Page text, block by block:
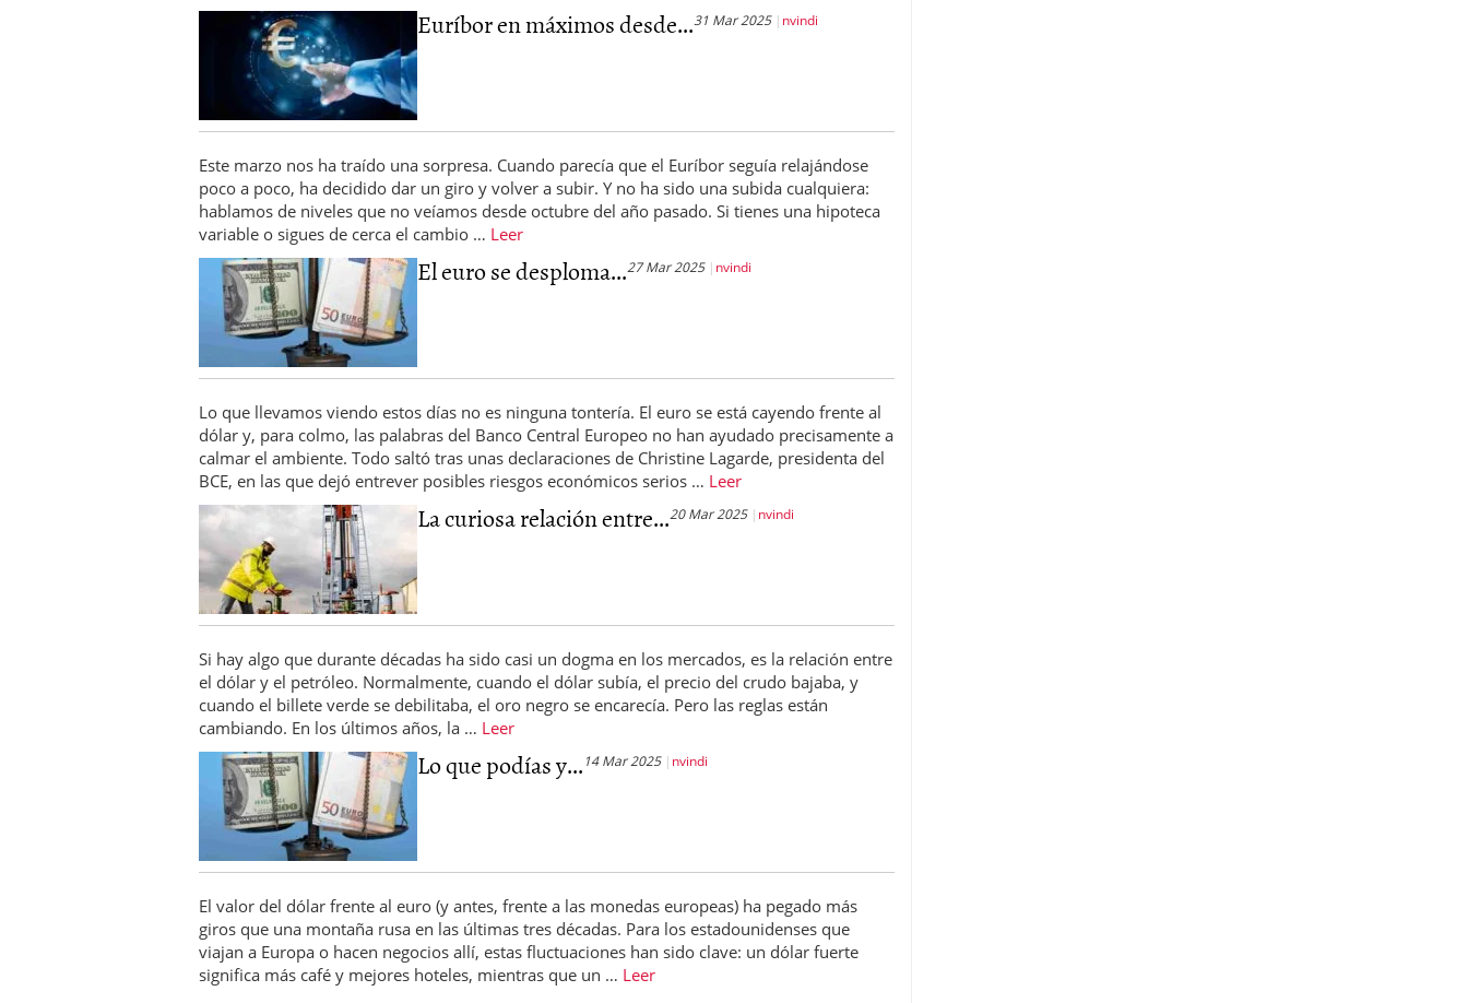
Euríbor en máximos desde...31 Mar 2025 nvindi
Este marzo nos ha traído una sorpresa. Cuando parecía que el Euríbor seguía relajándose
poco a poco, ha decidido dar un giro y volver a subir. Y no ha sido una subida cualquiera:
hablamos de niveles que no veíamos desde octubre del año pasado. Si tienes una hipoteca
variable o sigues de cerca el cambio … Leer
El euro se desploma...27 Mar 2025 nvindi
Lo que llevamos viendo estos días no es ninguna tontería. El euro se está cayendo frente al
dólar y, para colmo, las palabras del Banco Central Europeo no han ayudado precisamente a
calmar el ambiente. Todo saltó tras unas declaraciones de Christine Lagarde, presidenta del
BCE, en las que dejó entrever posibles riesgos económicos serios … Leer
La curiosa relación entre...20 Mar 2025 nvindi
Si hay algo que durante décadas ha sido casi un dogma en los mercados, es la relación entre
el dólar y el petróleo. Normalmente, cuando el dólar subía, el precio del crudo bajaba, y
cuando el billete verde se debilitaba, el oro negro se encarecía. Pero las reglas están
cambiando. En los últimos años, la … Leer
Lo que podías y... 14 Mar 2025 nvindi
El valor del dólar frente al euro (y antes, frente a las monedas europeas) ha pegado más
giros que una montaña rusa en las últimas tres décadas. Para los estadounidenses que
viajan a Europa o hacen negocios allí, estas fluctuaciones han sido clave: un dólar fuerte
significa más café y mejores hoteles, mientras que un … Leer